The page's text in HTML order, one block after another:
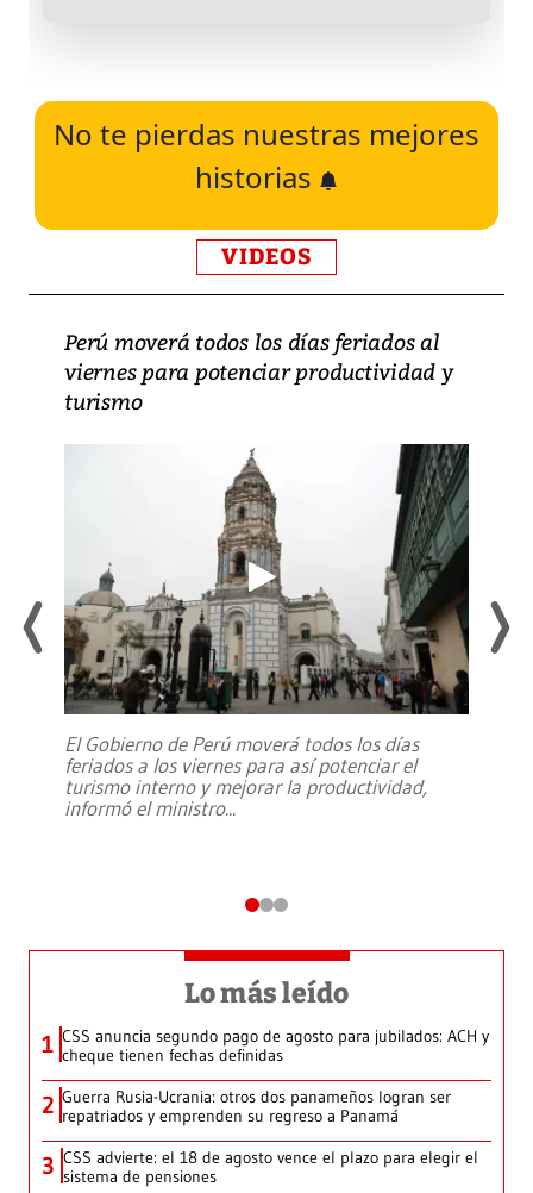
No te pierdas nuestras mejores
historias
VIDEOS
Perú moverá todos los días feriados al
viernes para potenciar productividad y
turismo
El Gobierno de Perú moverá todos los días
feriados a los viernes para así potenciar el
turismo interno y mejorar la productividad,
informó el ministro...
Lo más leído
1 CSS anuncia segundo pago de agosto para jubilados: ACH y
cheque tienen fechas definidas
2 Guerra Rusia-Ucrania: otros dos panameños logran ser
repatriados y emprenden su regreso a Panamá
3 CSS advierte: el 18 de agosto vence el plazo para elegir el
sistema de pensiones